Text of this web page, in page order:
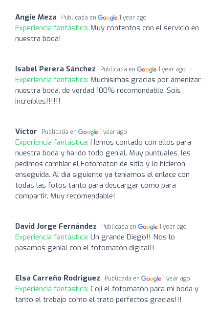
Angie Meza Publicada en 1 year ago
Experiencia fantástica: Muy contentos con el servicio en
nuestra boda!
Isabel Perera Sánchez Publicada en 1 year ago
Experiencia fantástica: Muchísimas gracias por amenizar
nuestra boda, de verdad 100% recomendable. Sois
increíbles!!!!!!
Víctor Publicada en 1 year ago
Experiencia fantástica: Hemos contado con ellos para
nuestra boda y ha ido todo genial. Muy puntuales, les
pedimos cambiar el Fotomaton de sitio y lo hicieron
enseguida. Al día siguiente ya teníamos el enlace con
todas las fotos tanto para descargar como para
compartir. Muy recomendable!
David Jorge Fernández Publicada en 1 year ago
Experiencia fantástica: Un grande Diego!! Nos lo
pasamos genial con el fotomatón digital!!
Elsa Carreño Rodriguez Publicada en 1 year ago
Experiencia fantástica: Coji el fotomatón para mi boda y
tanto el trabajo como el trato perfectos gracias!!!